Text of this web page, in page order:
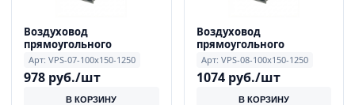
Воздуховод
прямоугольного
сечения 0.7 мм 100x150
мм, длиной 1250 мм
Арт: VPS-07-100x150-1250
978 руб./шт
В КОРЗИНУ
Воздуховод
прямоугольного
сечения 0.8 мм 100x150
мм, длиной 1250 мм
Арт: VPS-08-100x150-1250
1074 руб./шт
В КОРЗИНУ